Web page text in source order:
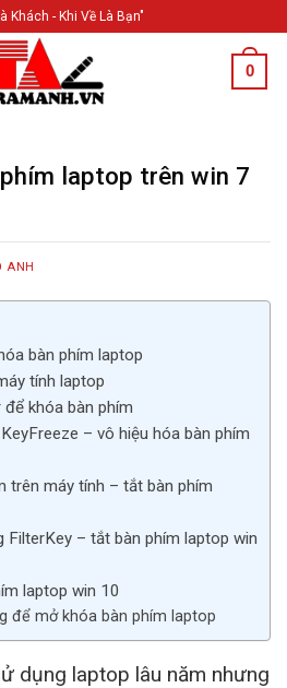
Khách - Khi Về Là Bạn"
0
laptop trên win 7
ANH
bàn phím laptop
tính laptop
khóa bàn phím
– vô hiệu hóa bàn phím
trên máy tính – tắt bàn phím
FilterKey – tắt bàn phím laptop win
laptop win 10
để mở khóa bàn phím laptop
dụng laptop lâu năm nhưng